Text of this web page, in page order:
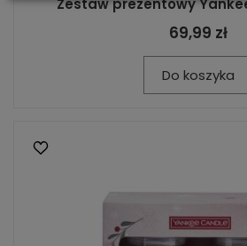
Zestaw prezentowy
69,99 zł
Do koszyka